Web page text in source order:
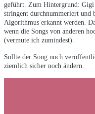
geführt. Zum Hintergrund: Gigi
stringent durchnummeriert und
Algorithmus erkannt werden.
wenn die Songs von anderen
(vermute ich zumindest).
Sollte der Song noch
ziemlich sicher noch ändern.